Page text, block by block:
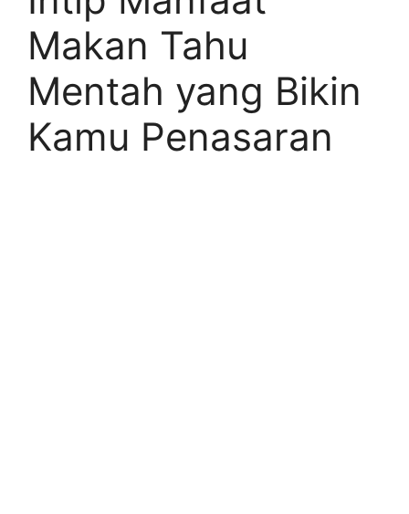
Makan Tahu
Mentah yang Bikin
Kamu Penasaran